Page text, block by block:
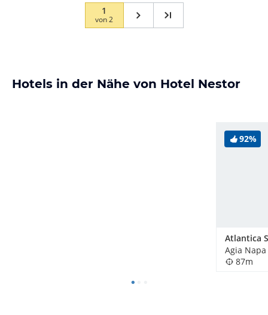
1
von2
Hotels in der Nähe von Hotel Nestor
92%
Agia
87m